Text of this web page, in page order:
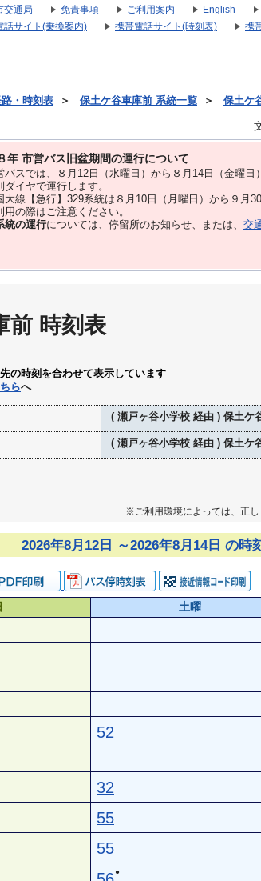
交通局 免責事項 ご利用案内 English
話サイト(乗換案内)
携帯電話サイト(時刻表) 携
・時刻表 ＞ 保土ケ谷車庫前 系統一覧 ＞ 保土ケ
年 市営バス旧盆期間の運行について
スでは、８⽉12⽇（水曜日）から８⽉14⽇（金曜日
ダイヤで運⾏します。
線【急行】329系統は８月10日（月曜日）から９月30
の際はご注意ください。
統の運行については、停留所のお知らせ、または、 交
前 時刻表
の時刻を合わせて表示しています
らへ
( 瀬戸ヶ谷小学校 経由 ) 保土ケ
( 瀬戸ヶ谷小学校 経由 ) 保土ケ
※ご利用環境によっては、正し
2026年8月12日 ～2026年8月14日 の時
土曜
52
32
55
55
●